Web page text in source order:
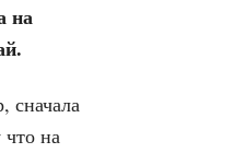
на
сначала
что на